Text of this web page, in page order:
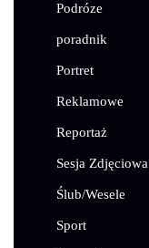
Podróze
poradnik
Portret
Reklamowe
Reportaż
Sesja Zdjęciowa
Ślub/Wesele
Sport